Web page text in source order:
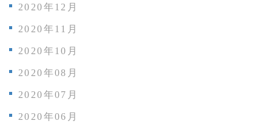
2020年12月
2020年11月
2020年10月
2020年08月
2020年07月
2020年06月